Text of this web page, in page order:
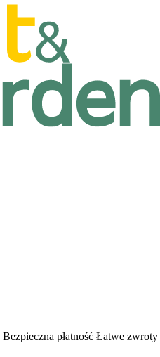
Bezpieczna płatność Łatwe zwroty